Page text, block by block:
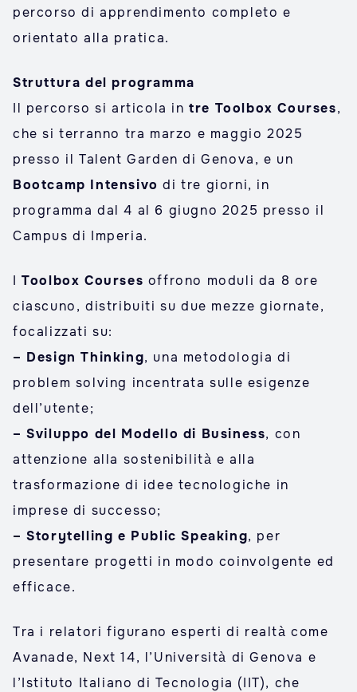
percorso di apprendimento completo e
orientato alla pratica.
Struttura del programma
Il percorso si articola intre Toolbox Courses,
che si terranno tra marzo e maggio 2025
presso il Talent Garden di Genova, e un
Bootcamp Intensivo di tre giorni, in
programma dal 4 al 6 giugno 2025 presso il
Campus di Imperia.
IToolbox Courses offrono moduli da 8 ore
ciascuno, distribuiti su due mezze giornate,
focalizzati su:
– Design Thinking, una metodologia di
problem solving incentrata sulle esigenze
dell’utente;
– Sviluppo del Modello di Business, con
attenzione alla sostenibilità e alla
trasformazione di idee tecnologiche in
imprese di successo;
– Storytelling e Public Speaking, per
presentare progetti in modo coinvolgente ed
efficace.
Tra i relatori figurano esperti di realtà come
Avanade, Next 14, l’Università di Genova e
l’Istituto Italiano di Tecnologia (IIT), che